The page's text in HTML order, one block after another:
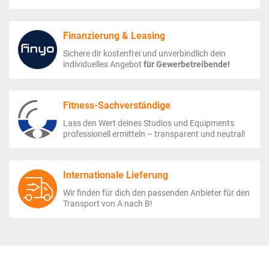
Finanzierung & Leasing
Sichere dir kostenfrei und unverbindlich dein
individuelles Angebot für Gewerbetreibende!
Fitness-Sachverständige
Lass den Wert deines Studios und Equipments
professionell ermitteln – transparent und neutral!
Internationale Lieferung
Wir finden für dich den passenden Anbieter für den
Transport von A nach B!